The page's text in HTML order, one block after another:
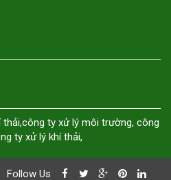
thải,công ty xử lý môi trường, công
ty xử lý khí thải,
Follow Us